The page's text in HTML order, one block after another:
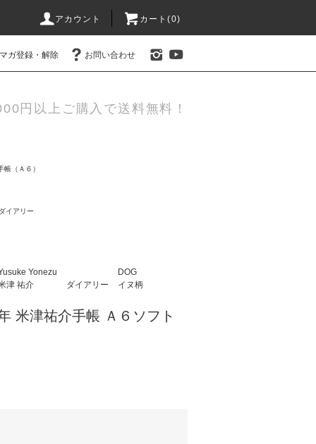
アカウント カート(0)
ガ登録・解除 お問い合わせ
円以上ご購入で送料無料！
帳（Ａ６）
ダイアリー
Yonezu
津 祐介
ダイアリー
DOG
イヌ柄
米津祐介手帳 Ａ６ソフト